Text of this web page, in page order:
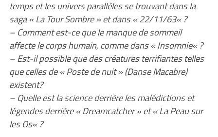
temps et les univers parallèles se trouvant dans la
saga « La Tour Sombre » et dans « 22/11/63« ?
– Comment est-ce que le manque de sommeil
affecte le corps humain, comme dans « Insomnie« ?
– Est-il possible que des créatures terrifiantes telles
que celles de « Poste de nuit » (Danse Macabre)
existent?
– Quelle est la science derrière les malédictions et
légendes derrière « Dreamcatcher » et « La Peau sur
les Os« ?